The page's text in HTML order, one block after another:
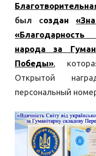
был создан
народа за
Победы» ,
Открытой
персональный